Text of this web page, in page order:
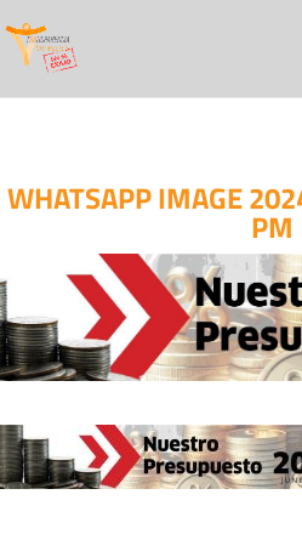
WHATSAPP IMAGE
PM